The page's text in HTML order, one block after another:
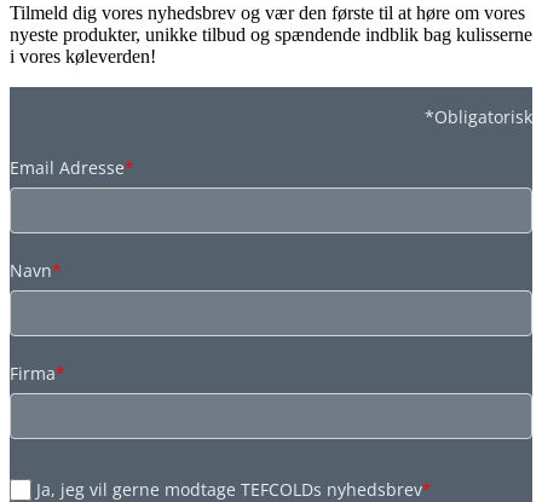
Tilmeld dig vores nyhedsbrev og vær den første til at høre om vores
nyeste produkter, unikke tilbud og spændende indblik bag kulisserne
i vores køleverden!
*Obligatorisk
Email Adresse*
Navn*
Firma*
Ja, jeg vil gerne modtage TEFCOLDs nyhedsbrev*